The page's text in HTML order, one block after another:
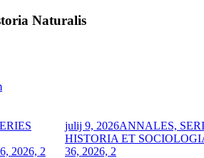
Naturalis
julij 9, 2026ANNALES,
HISTORIA ET
36, 2026, 2